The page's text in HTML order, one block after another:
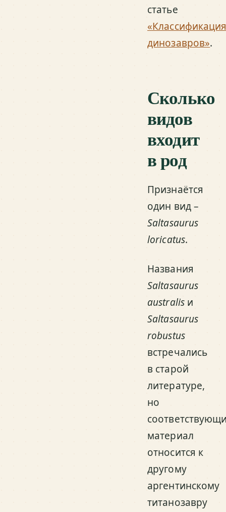
статье
динозавров».
Сколько
видов
входит
в род
Признаётся
один вид –
Saltasaurus
loricatus.
Названия
Saltasaurus
australis и
Saltasaurus
robustus
встречались
в старой
литературе,
но
материал
относится к
другому
аргентинскому
титанозавру